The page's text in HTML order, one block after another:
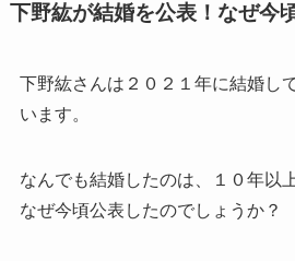
下野紘が結婚を公表！なぜ今
下野紘さんは２０２１年に結婚し
います。
なんでも結婚したのは、１０年以
なぜ今頃公表したのでしょうか？